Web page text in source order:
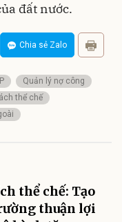
đất nước.
Chia sẻ Zalo
Quản lý nợ công
thể chế
thể chế: Tạo
thuận lợi